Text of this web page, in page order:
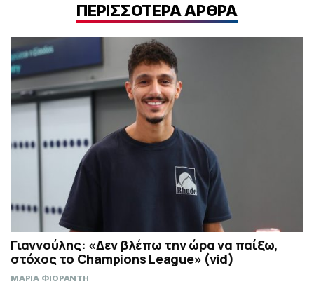
ΠΕΡΙΣΣΟΤΕΡΑ ΑΡΘΡΑ
Γιαννούλης: «Δεν βλέπω την ώρα να παίξω,
στόχος το Champions League» (vid)
ΜΑΡΙΑ ΦΙΟΡΑΝΤΗ